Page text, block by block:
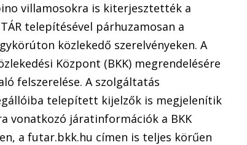
villamosokra is kiterjesztették a
telepítésével párhuzamosan a
közlekedő szerelvényeken. A
Központ (BKK) megrendelésére
felszerelése. A szolgáltatás
telepített kijelzők is megjelenítik
vonatkozó járatinformációk a BKK
a futar.bkk.hu címen is teljes körűen